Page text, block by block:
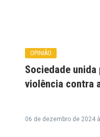
OPINIÃO
Sociedade
violência contra
06 de dezembro de 2024